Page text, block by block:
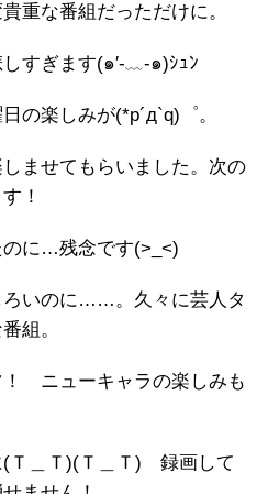
重な番組だっただけに。
すぎます(๑′-﹏-๑)ｼｭﾝ
の楽しみが(*p´д`q)゜。
ませてもらいました。次の
！
のに…残念です(>_<)
ろいのに……。久々に芸人タ
組。
ニューキャラの楽しみも
(Ｔ＿Ｔ)(Ｔ＿Ｔ) 録画して